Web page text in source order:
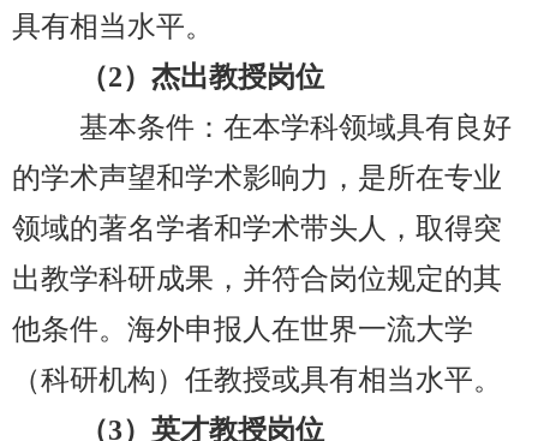
具有相当水平。
（2）杰出教授岗位
基本条件：在本学科领域具有良好
的学术声望和学术影响力，是所在专业
领域的著名学者和学术带头人，取得突
出教学科研成果，并符合岗位规定的其
他条件。海外申报人在世界一流大学
（科研机构）任教授或具有相当水平。
（3）英才教授岗位